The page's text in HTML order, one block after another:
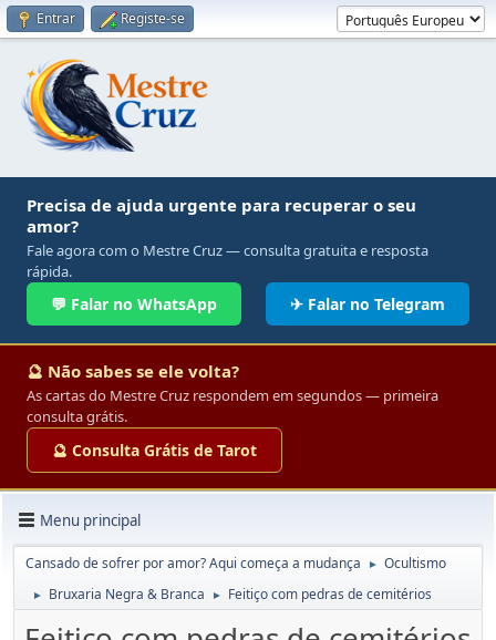
Entrar Registe-se
Precisa de ajuda urgente para recuperar o seu
amor?
Fale agora com o Mestre Cruz — consulta gratuita e resposta
rápida.
💬 Falar no WhatsApp ✈ Falar no Telegram
🔮 Não sabes se ele volta?
As cartas do Mestre Cruz respondem em segundos — primeira
consulta grátis.
🔮 Consulta Grátis de Tarot
Menu principal
Cansado de sofrer por amor? Aqui começa a mudança ► Ocultismo
► Bruxaria Negra & Branca ► Feitiço com pedras de cemitérios